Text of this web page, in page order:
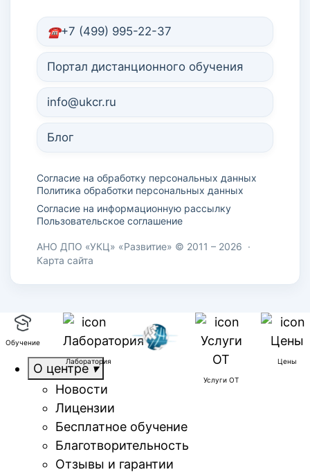
+7 (499) 995-22-37
Портал дистанционного обучения
info@ukcr.ru
Блог
Согласие на обработку персональных данных
Политика обработки персональных данных
Согласие на информационную рассылку
Пользовательское соглашение
АНО ДПО «УКЦ» «Развитие» © 2011 – 2026 ·
Карта сайта
Обучение
Лаборатория
Услуги ОТ
Цены
О центре
Новости
Лицензии
Бесплатное обучение
Благотворительность
Отзывы и гарантии